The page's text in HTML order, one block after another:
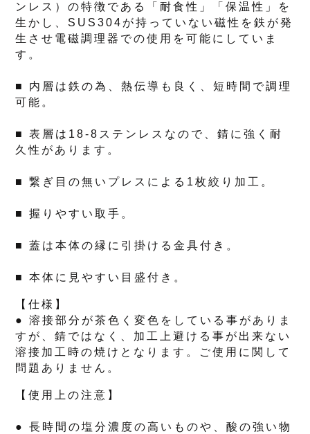
ンレス）の特徴である「耐食性」「保温性」を
生かし、SUS304が持っていない磁性を鉄が発
生させ電磁調理器での使用を可能にしていま
す。
■ 内層は鉄の為、熱伝導も良く、短時間で調理
可能。
■ 表層は18-8ステンレスなので、錆に強く耐
久性があります。
■ 繋ぎ目の無いプレスによる1枚絞り加工。
■ 握りやすい取手。
■ 蓋は本体の縁に引掛ける金具付き。
■ 本体に見やすい目盛付き。
【仕様】
● 溶接部分が茶色く変色をしている事がありま
すが、錆ではなく、加工上避ける事が出来ない
溶接加工時の焼けとなります。ご使用に関して
問題ありません。
【使用上の注意】
● 長時間の塩分濃度の高いものや、酸の強い物